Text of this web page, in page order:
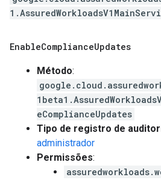
EnableComplianceUpdates
Método:
eComplianceUpdates
Tipo de registro de
administrador
Permissões: